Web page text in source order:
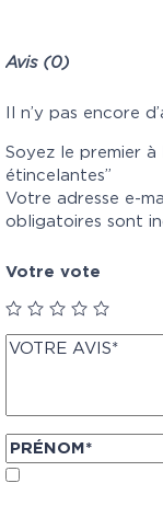
Avis (0)
Il n’y pas encore
Soyez le premier
étincelantes”
Votre adresse e-
obligatoires sont
Votre vote